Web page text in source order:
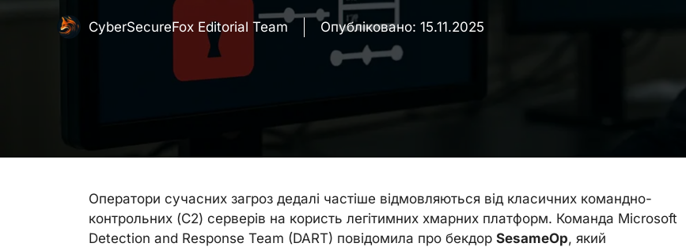
CyberSecureFox Editorial Team Опубліковано: 15.11.2025
Оператори сучасних загроз дедалі частіше відмовляються від класичних командно-
контрольних (C2) серверів на користь легітимних хмарних платформ. Команда Microsoft
Detection and Response Team (DART) повідомила про бекдор SesameOp, який